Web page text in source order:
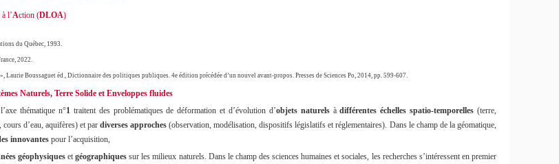
l’Action (DLOA)
du Québec, 1993.
2022.
Boussaguet éd., Dictionnaire des politiques publiques. 4e édition précédée d’un nouvel avant-propos. Presses de Sciences Po, 2014, pp. 599-607.
Naturels, Terre Solide et Enveloppes fluides
thématique n°1 traitent des problématiques de déformation et d’évolution d’objets naturels àdifférentes échelles spatio-temporelles (terre,
d’eau, aquifères) et par diverses approches (observation, modélisation, dispositifs législatifs et réglementaires). Dans le champ de la géomatique,
innovantes pour l’acquisition,
géophysiquesetgéographiques sur les milieux naturels. Dans le champ des sciences humaines et sociales, les recherches s’intéressent en premier